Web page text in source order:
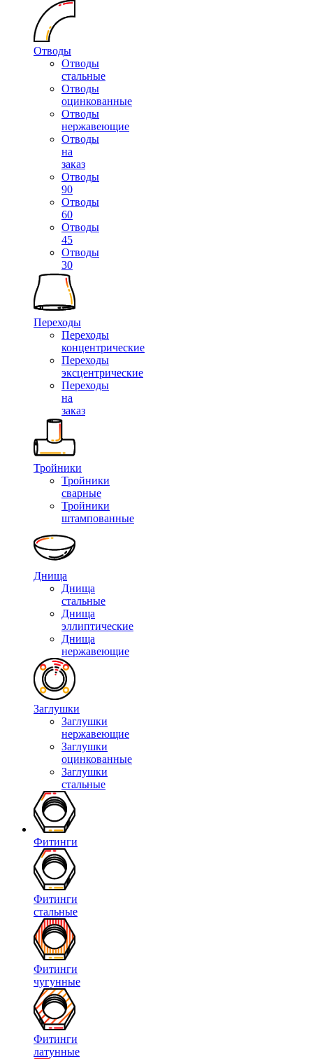
Отводы
Отводы
стальные
Отводы
оцинкованные
Отводы
нержавеющие
Отводы
на
заказ
Отводы
90
Отводы
60
Отводы
45
Отводы
30
Переходы
Переходы
концентрические
Переходы
эксцентрические
Переходы
на
заказ
Тройники
Тройники
сварные
Тройники
штампованные
Днища
Днища
стальные
Днища
эллиптические
Днища
нержавеющие
Заглушки
Заглушки
нержавеющие
Заглушки
оцинкованные
Заглушки
стальные
Фитинги
Фитинги
стальные
Фитинги
чугунные
Фитинги
латунные